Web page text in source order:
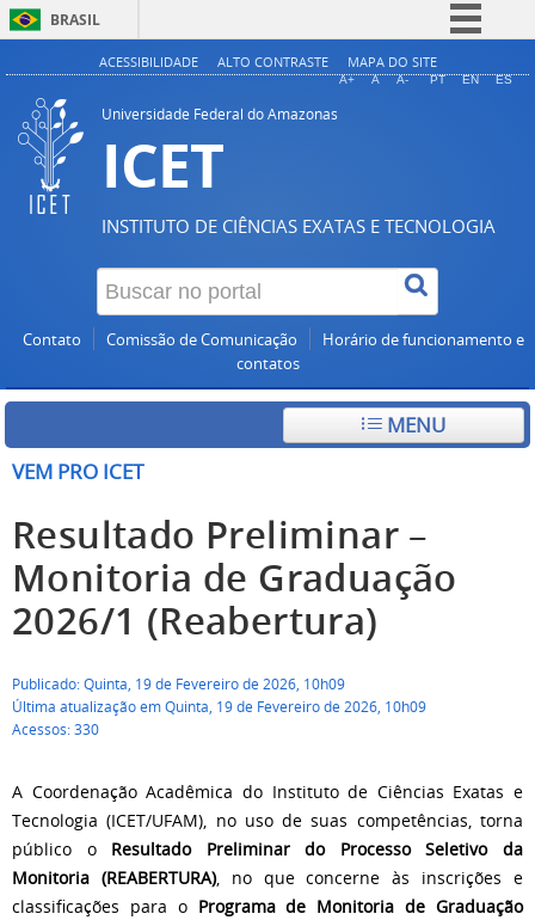
BRASIL
Simplifique!
ACESSIBILIDADE ALTO CONTRASTE MAPA DO SITE
A+ A A- PT EN ES
Universidade Federal do Amazonas
ICET
INSTITUTO DE CIÊNCIAS EXATAS E TECNOLOGIA
Contato Comissão de Comunicação
Horário de funcionamento e
contatos
MENU
VEM PRO ICET
Resultado Preliminar –
Monitoria de Graduação
2026/1 (Reabertura)
Publicado: Quinta, 19 de Fevereiro de 2026, 10h09
Última atualização em Quinta, 19 de Fevereiro de 2026, 10h09
Acessos: 330
A Coordenação Acadêmica do Instituto de Ciências Exatas e
Tecnologia (ICET/UFAM), no uso de suas competências, torna
público o Resultado Preliminar do Processo Seletivo da
Monitoria (REABERTURA), no que concerne às inscrições e
classificações para o Programa de Monitoria de Graduação